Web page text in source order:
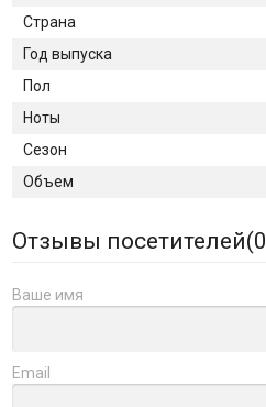
Страна
Год выпуска
Пол
Ноты
Сезон
Объем
Отзывы посетителей(0
Ваше имя
Email